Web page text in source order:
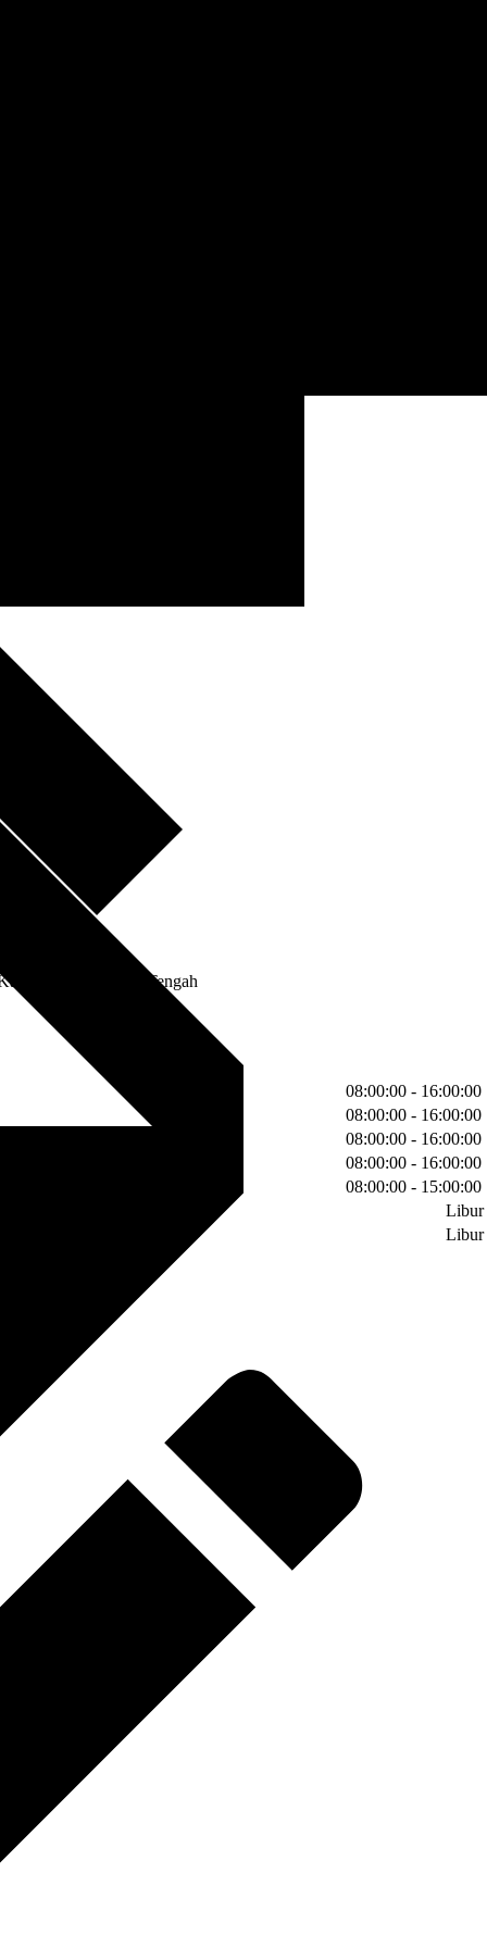
- Kalimantan Tengah
08:00:00 - 16:00:00
08:00:00 - 16:00:00
08:00:00 - 16:00:00
08:00:00 - 16:00:00
08:00:00 - 15:00:00
Libur
Libur